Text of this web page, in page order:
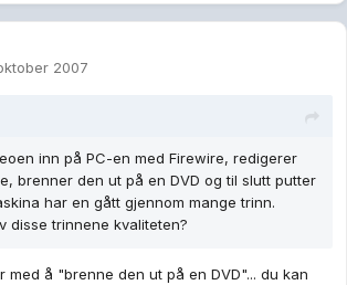
2007
inn på PC-en med Firewire, redigerer
brenner den ut på en DVD og til slutt putter
har en gått gjennom mange trinn.
disse trinnene kvaliteten?
med å "brenne den ut på en DVD"... du kan